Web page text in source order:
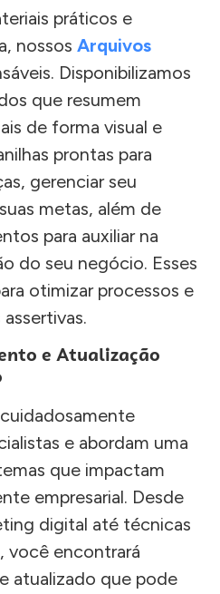
práticos e
nossos Arquivos
Disponibilizamos
que resumem
de forma visual e
prontas para
gerenciar seu
metas, além de
para auxiliar na
do seu negócio. Esses
otimizar processos e
e Atualização
e abordam uma
que impactam
empresarial. Desde
digital até técnicas
você encontrará
atualizado que pode